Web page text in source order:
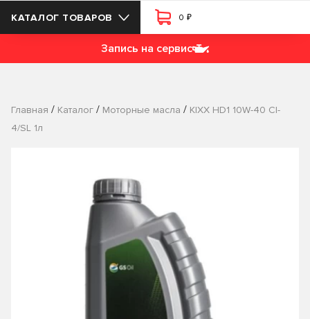
КАТАЛОГ ТОВАРОВ 0 ₽
Запись на сервис
Главная / Каталог / Моторные масла / KIXX HD1 10W-40 СI-
4/SL 1л